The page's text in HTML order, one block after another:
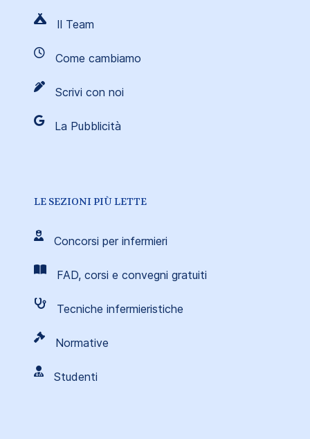
Il Team
Come cambiamo
Scrivi con noi
La Pubblicità
LE SEZIONI PIÙ LETTE
Concorsi per infermieri
FAD, corsi e convegni gratuiti
Tecniche infermieristiche
Normative
Studenti